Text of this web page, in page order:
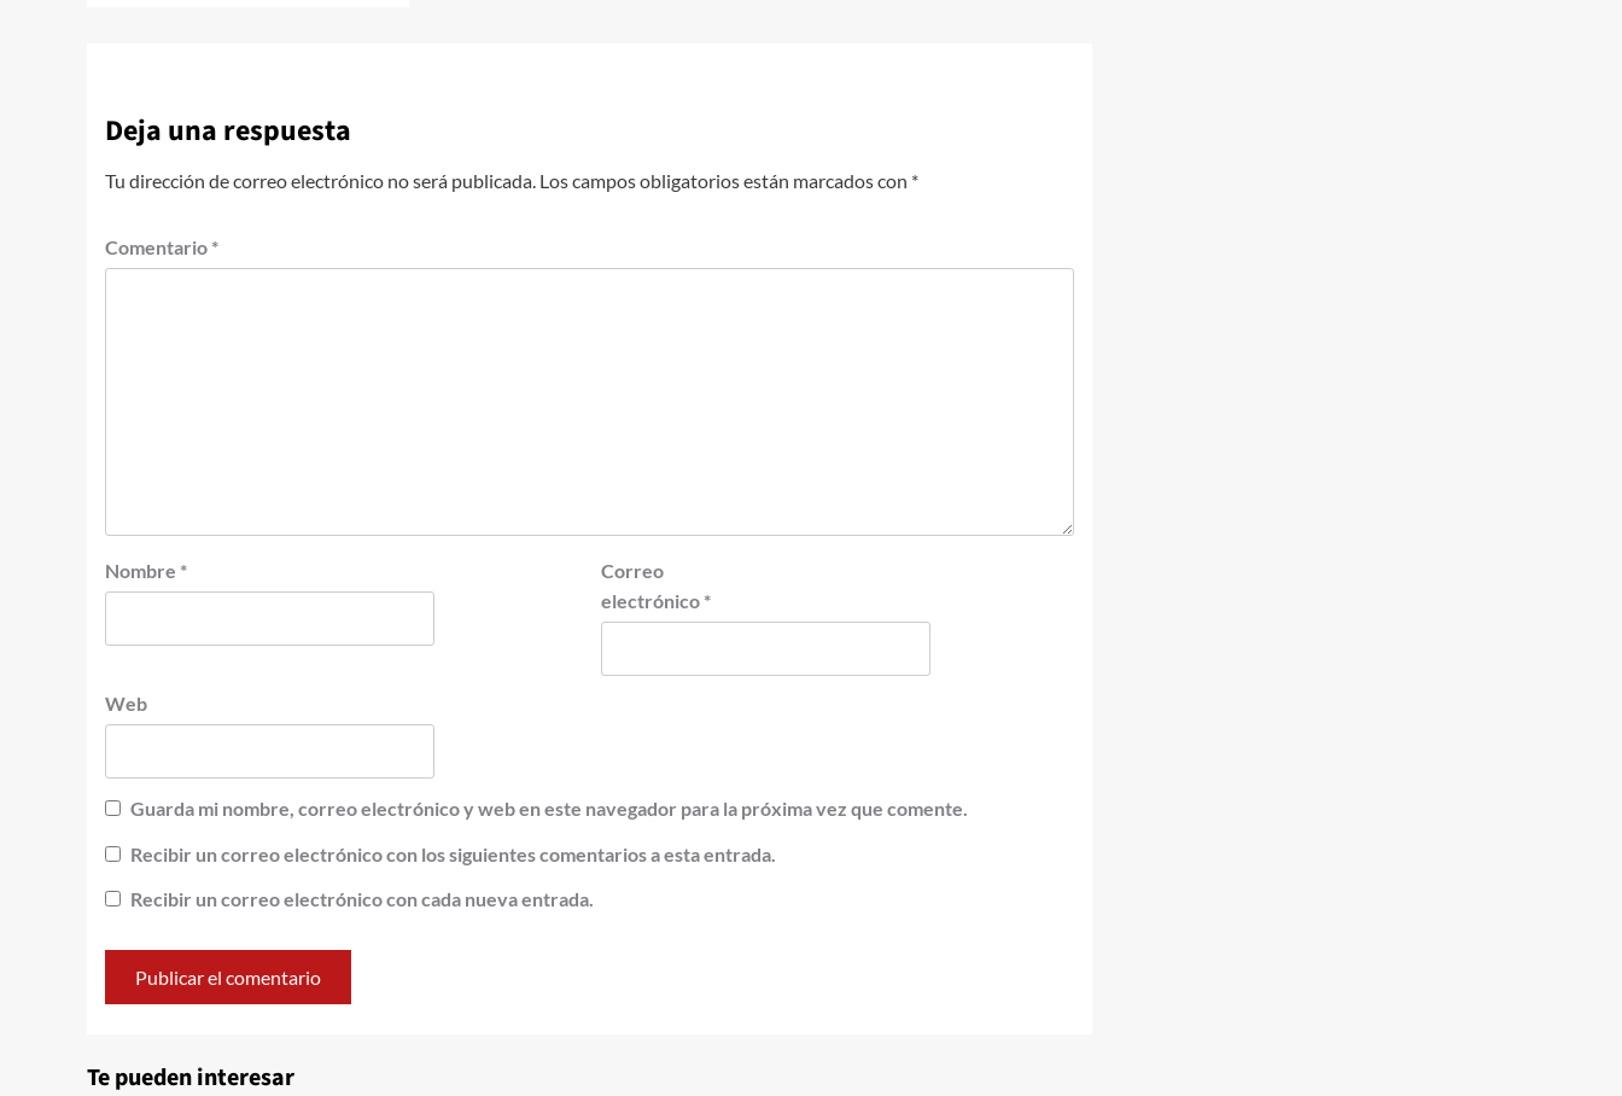
Deja una respuesta
Tu dirección de correo electrónico no será publicada. Los campos obligatorios están marcados con *
Comentario *
Nombre *
Correo
electrónico *
Web
Guarda mi nombre, correo electrónico y web en este navegador para la próxima vez que comente.
Recibir un correo electrónico con los siguientes comentarios a esta entrada.
Recibir un correo electrónico con cada nueva entrada.
Te pueden interesar